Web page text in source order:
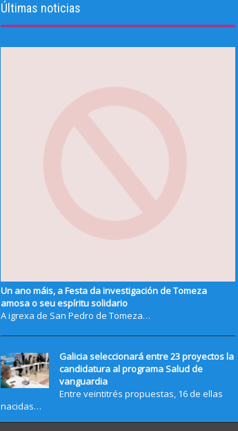
Últimas noticias
Un ano máis, a Festa da investigación de Tomeza
amosa o seu espíritu solidario
A igrexa de San Pedro de Tomeza…
Galicia seleccionará entre 23 proyectos la
candidatura al programa Salud de
vanguardia
Entre veintitrés propuestas, 16 de ellas
nacidas…